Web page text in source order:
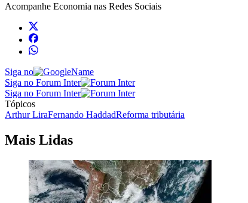
Acompanhe Economia nas Redes Sociais
Siga no
Siga no Forum Inter
Siga no Forum Inter
Tópicos
Arthur LiraFernando HaddadReforma tributária
Mais Lidas